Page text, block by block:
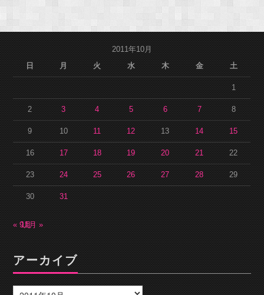
2011年10月
日
月 火 水 木 金 土
1
2 3 4 5 6 7 8
9 10 11 12 13 14 15
16 17 18 19 20 21 22
23 24 25 26 27 28 29
30 31
« 9月
11月 »
アーカイブ
ー